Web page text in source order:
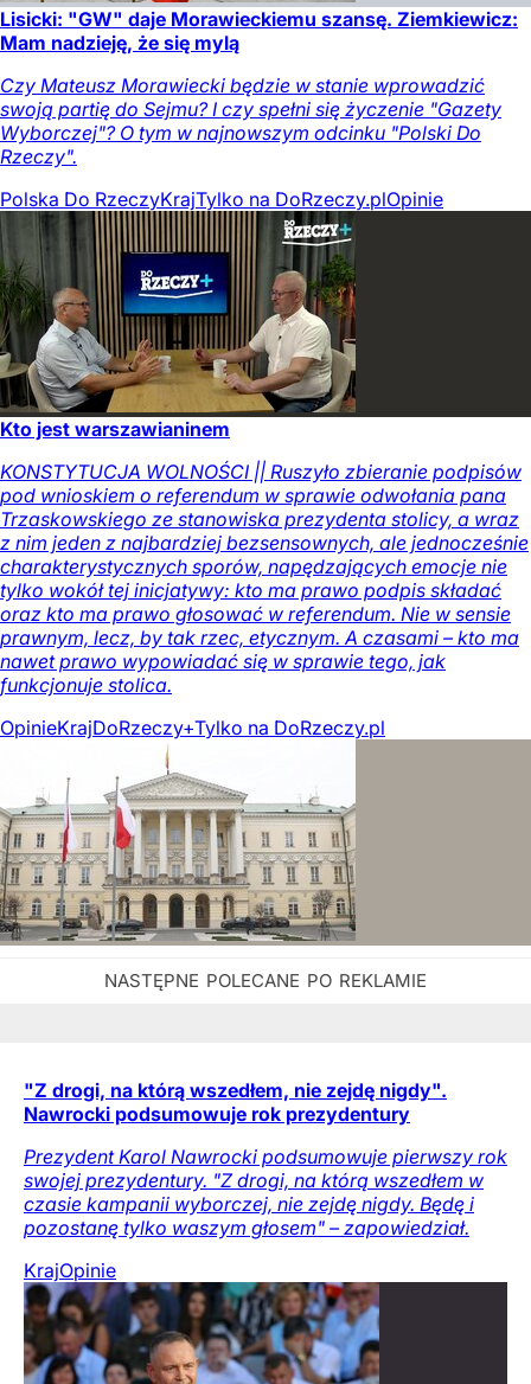
Lisicki: "GW" daje Morawieckiemu szansę. Ziemkiewicz:
Mam nadzieję, że się mylą
Czy Mateusz Morawiecki będzie w stanie wprowadzić
swoją partię do Sejmu? I czy spełni się życzenie "Gazety
Wyborczej"? O tym w najnowszym odcinku "Polski Do
Rzeczy".
Polska Do RzeczyKrajTylko na DoRzeczy.plOpinie
Kto jest warszawianinem
KONSTYTUCJA WOLNOŚCI || Ruszyło zbieranie podpisów
pod wnioskiem o referendum w sprawie odwołania pana
Trzaskowskiego ze stanowiska prezydenta stolicy, a wraz
z nim jeden z najbardziej bezsensownych, ale jednocześnie
charakterystycznych sporów, napędzających emocje nie
tylko wokół tej inicjatywy: kto ma prawo podpis składać
oraz kto ma prawo głosować w referendum. Nie w sensie
prawnym, lecz, by tak rzec, etycznym. A czasami – kto ma
nawet prawo wypowiadać się w sprawie tego, jak
funkcjonuje stolica.
OpinieKrajDoRzeczy+Tylko na DoRzeczy.pl
"Z drogi, na którą wszedłem, nie zejdę nigdy".
Nawrocki podsumowuje rok prezydentury
Prezydent Karol Nawrocki podsumowuje pierwszy rok
swojej prezydentury. "Z drogi, na którą wszedłem w
czasie kampanii wyborczej, nie zejdę nigdy. Będę i
pozostanę tylko waszym głosem" – zapowiedział.
KrajOpinie